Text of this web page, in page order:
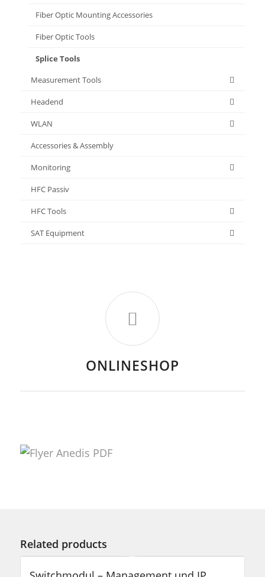
Fiber Optic Mounting Accessories
Fiber Optic Tools
Splice Tools
Measurement Tools
Headend
WLAN
Accessories & Assembly
Monitoring
HFC Passiv
HFC Tools
SAT Equipment
ONLINESHOP
Related products